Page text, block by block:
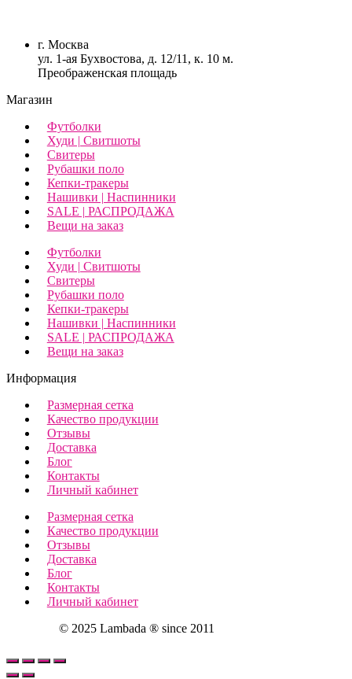
г. Москва
ул. 1-ая Бухвостова, д. 12/11, к. 10 м.
Преображенская площадь
Магазин
Футболки
Худи | Свитшоты
Свитеры
Рубашки поло
Кепки-тракеры
Нашивки | Наспинники
SALE | РАСПРОДАЖА
Вещи на заказ
Футболки
Худи | Свитшоты
Свитеры
Рубашки поло
Кепки-тракеры
Нашивки | Наспинники
SALE | РАСПРОДАЖА
Вещи на заказ
Информация
Размерная сетка
Качество продукции
Отзывы
Доставка
Блог
Контакты
Личный кабинет
Размерная сетка
Качество продукции
Отзывы
Доставка
Блог
Контакты
Личный кабинет
© 2025 Lambada ® since 2011